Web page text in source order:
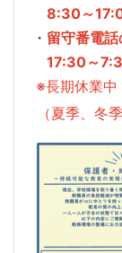
8:30～
・ 留守番電
17:30～
※長期休業
（夏季、冬